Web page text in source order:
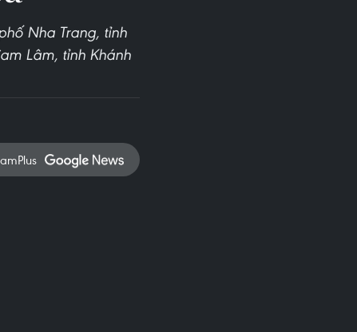
Nha Trang, tỉnh
Lâm, tỉnh Khánh